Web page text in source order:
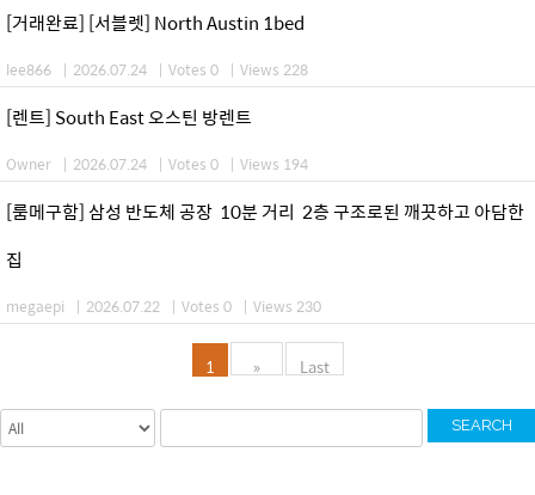
[거래완료] [서블렛] North Austin 1bed
lee866 | 2026.07.24 | Votes 0 | Views 228
[렌트] South East 오스틴 방렌트
Owner | 2026.07.24 | Votes 0 | Views 194
[룸메구함] 삼성 반도체 공장 10분 거리 2층 구조로된 깨끗하고 아담한
집
megaepi | 2026.07.22 | Votes 0 | Views 230
1 » Last
SEARCH